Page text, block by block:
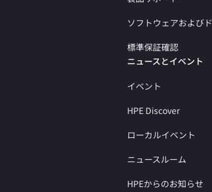
ソフトウェアおよび
標準保証確認
ニュースとイベント
イベント
HPE Discover
ローカルイベント
ニュースルーム
HPEからのお知らせ